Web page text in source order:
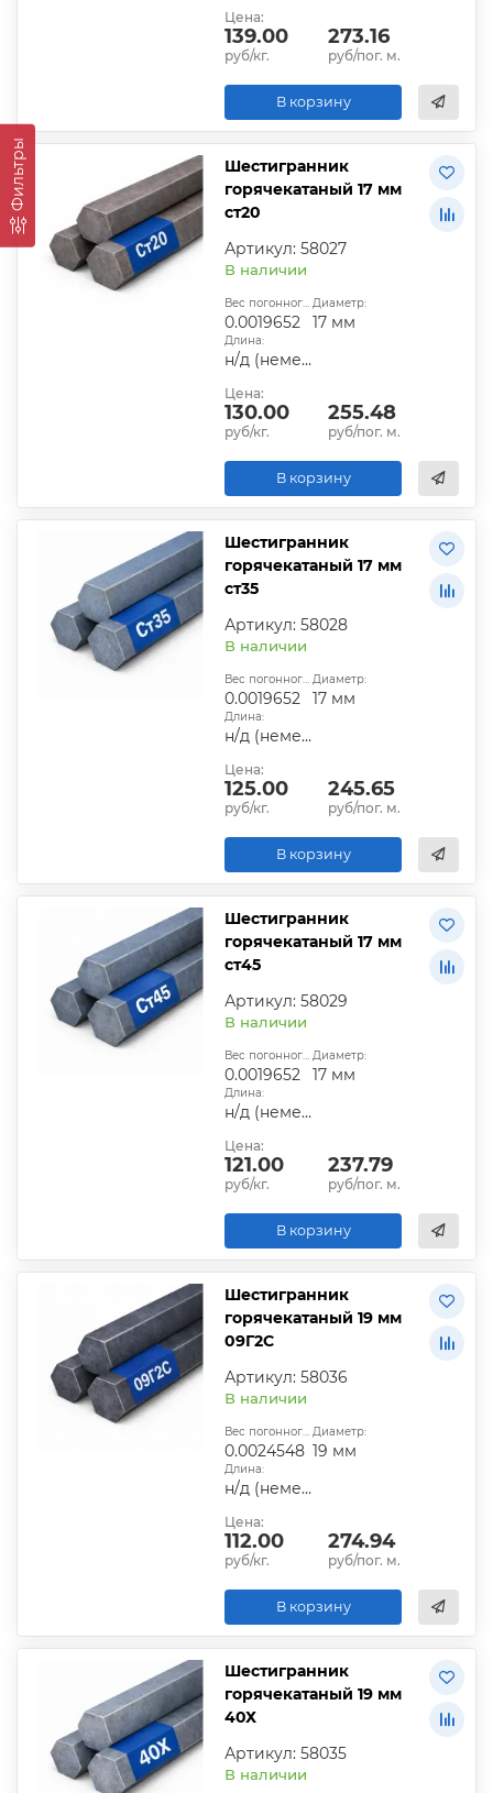
Фильтры
Цена:
139.00
руб/кг.
273.16
руб/пог. м.
В корзину
Шестигранник
горячекатаный 17 мм
ст20
Артикул: 58027
В наличии
Вес погонного метра, т.:
0.0019652
Диаметр:
17 мм
Длина:
н/д (немерная)
Цена:
130.00
руб/кг.
255.48
руб/пог. м.
В корзину
Шестигранник
горячекатаный 17 мм
ст35
Артикул: 58028
В наличии
Вес погонного метра, т.:
0.0019652
Диаметр:
17 мм
Длина:
н/д (немерная)
Цена:
125.00
руб/кг.
245.65
руб/пог. м.
В корзину
Шестигранник
горячекатаный 17 мм
ст45
Артикул: 58029
В наличии
Вес погонного метра, т.:
0.0019652
Диаметр:
17 мм
Длина:
н/д (немерная)
Цена:
121.00
руб/кг.
237.79
руб/пог. м.
В корзину
Шестигранник
горячекатаный 19 мм
09Г2С
Артикул: 58036
В наличии
Вес погонного метра, т.:
0.0024548
Диаметр:
19 мм
Длина:
н/д (немерная)
Цена:
112.00
руб/кг.
274.94
руб/пог. м.
В корзину
Шестигранник
горячекатаный 19 мм
40Х
Артикул: 58035
В наличии